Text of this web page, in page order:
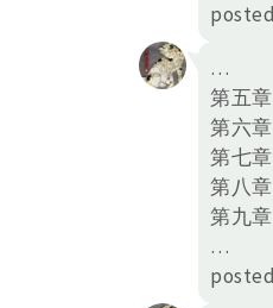
…
第五
第六
第七
第八
第九
…